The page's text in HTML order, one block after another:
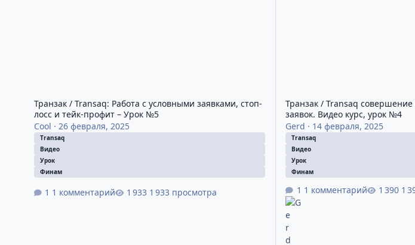
Транзак / Transaq: Работа с условными заявками, стоп-
лосс и тейк-профит – Урок №5
Cool · 26 февраля, 2025
Transaq
Видео
Урок
Финам
1 комментарий 1 933 просмотра
Транзак / Transaq
заявок. Видео курс, урок №4
Gerd · 14 февраля, 2025
Transaq
Видео
Урок
Финам
1 комментарий 1